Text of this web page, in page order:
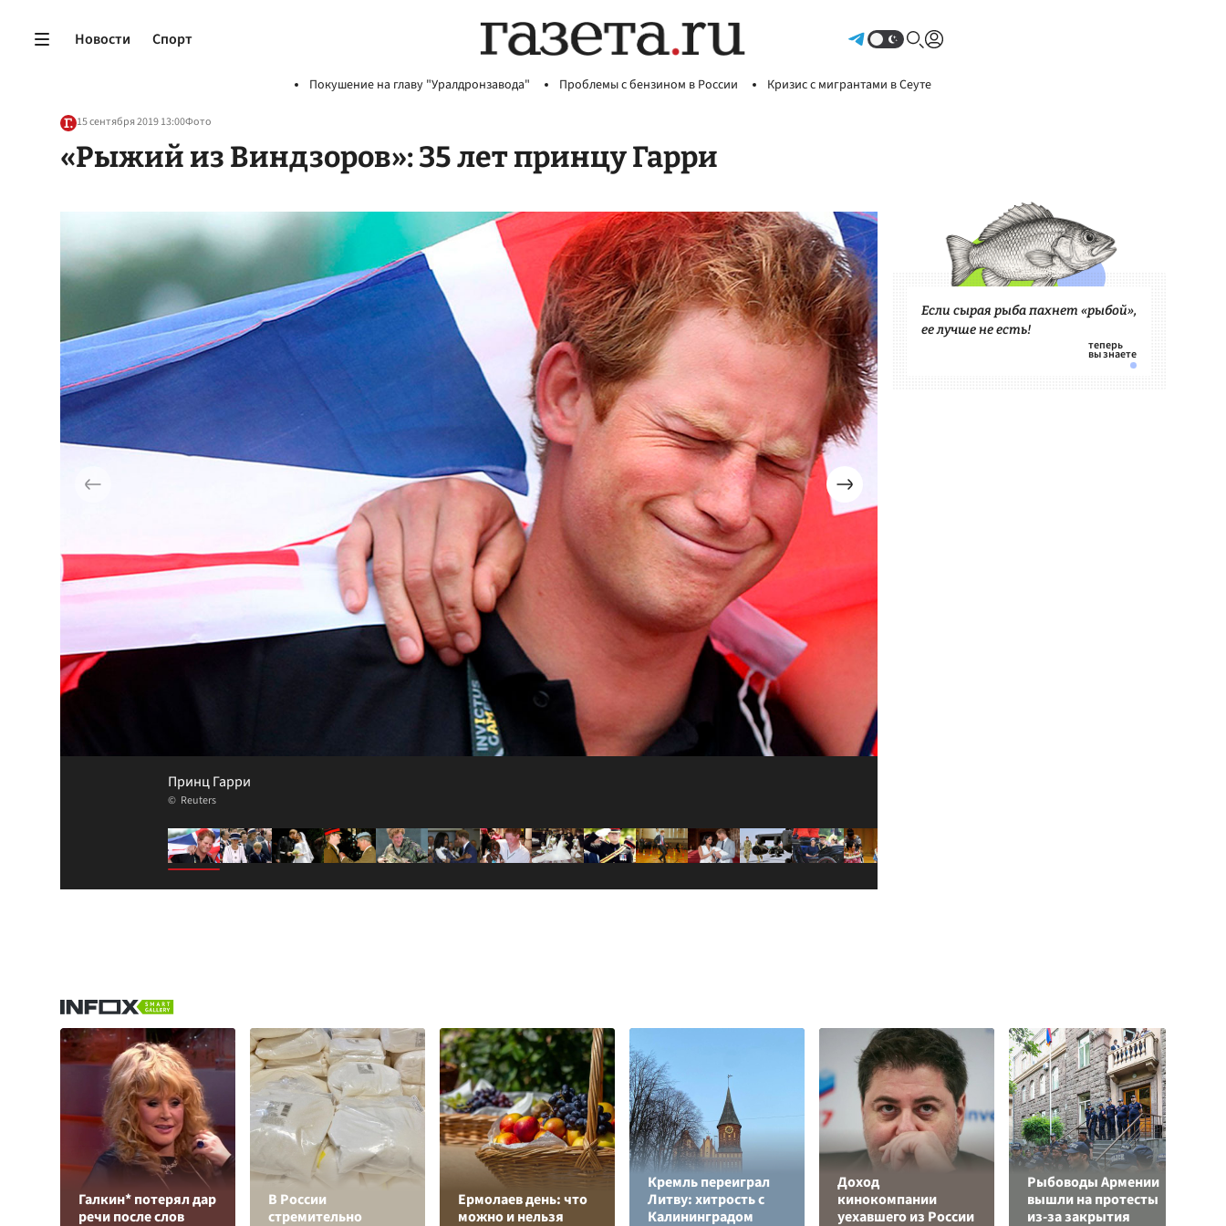
Новости Спорт
Покушение на главу "Уралдронзавода" Проблемы с бензином в России Кризис с мигрантами в Сеуте
15 сентября 2019 13:00Фото
«Рыжий из Виндзоров»: 35 лет принцу Гарри
Принц Гарри
Reuters
Если сырая рыба пахнет «рыбой»,
ее лучше не есть!
Галкин* потерял дар
речи после слов
В России
стремительно
Ермолаев день: что
можно и нельзя
Кремль переиграл
Литву: хитрость с
Калининградом
Доход
кинокомпании
уехавшего из России
Рыбоводы Армении
вышли на протесты
из-за закрытия